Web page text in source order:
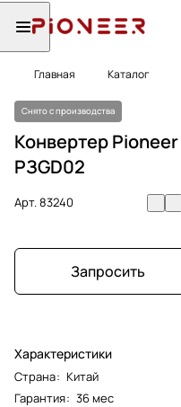
Главная Каталог
Снято с производства
Конвертер Pioneer
PЗGD02
Арт.83240
Запросить
Характеристики
Страна: Китай
Гарантия: 36 мес